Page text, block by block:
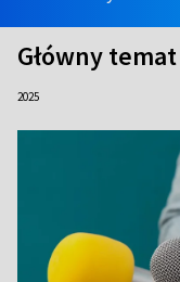
Główny
2025